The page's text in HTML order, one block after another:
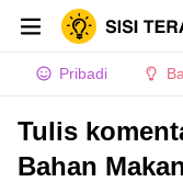
Pribadi
Tulis
Bahan